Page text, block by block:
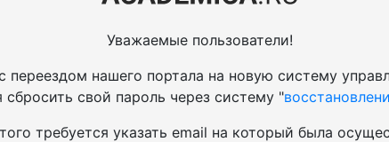
Уважаемые пользователи!
переездом нашего портала на новую систему
сбросить свой пароль через систему "
требуется указать email на который была